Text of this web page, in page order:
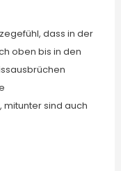
dass in der
oben bis in den
sind auch